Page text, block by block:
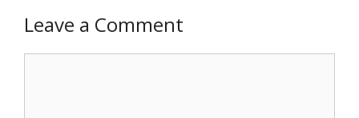
Leave a Comment